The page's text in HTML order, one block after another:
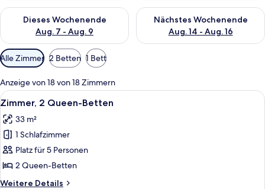
Dieses Wochenende
Aug. 7 - Aug. 9
Überprüfe die Verfügbarkeit für dieses Wochenende, Aug. 7
Nächstes Wochenende
Aug. 14 - Aug. 16
Überprüfe die Verfügbarkeit
Verfügbare
Filter
für
Zimmer
Alle Zimmer 2 Betten 1 Bett
Anzeige von 18 von 18 Zimmern
Alle
Fotos
für
Zimmer,
2 Queen-
Betten
anzeigen
Ein Hotelzimmer mit zwei Betten,
4
Zimmer, 2 Queen-Betten
33 m²
1 Schlafzimmer
Platz für 5 Personen
2 Queen-Betten
Weitere Details
Weitere